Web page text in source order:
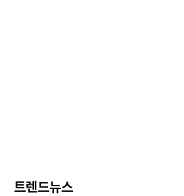
트렌드뉴스